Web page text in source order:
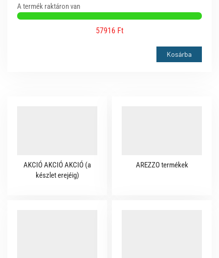
A termék raktáron van
57916 Ft
Kosárba
AKCIÓ AKCIÓ AKCIÓ (a
készlet erejéig)
AREZZO termékek